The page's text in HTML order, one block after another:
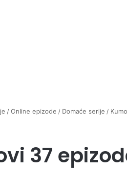
/Online epizode / Domaće serije /
37